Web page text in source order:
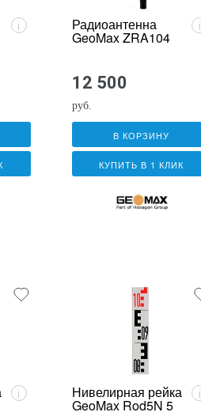
i Радиоантенна
GeoMax ZRA104
i
12 500
руб.
В КОРЗИНУ
КУПИТЬ В 1 КЛИК
i Нивелирная рейка
GeoMax Rod5N 5
i